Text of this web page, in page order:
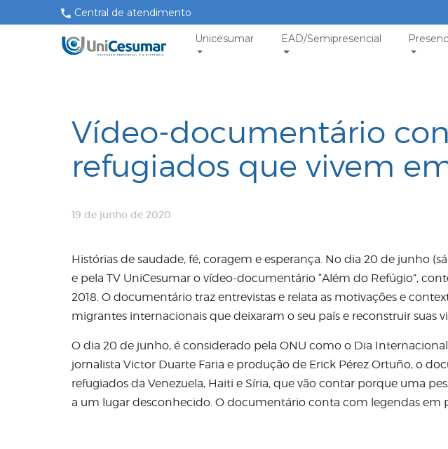
Central de atendimento
Unicesumar EAD/Semipresencial
Vídeo-documentário
refugiados que vivem
19 de junho de 2020
Histórias de saudade, fé, coragem e esperança. No dia 20 de junho
e pela TV UniCesumar o vídeo-documentário “Além do Refúgio”,
2018. O documentário traz entrevistas e relata as motivações e
migrantes internacionais que deixaram o seu país e reconstruir suas
O dia 20 de junho, é considerado pela ONU como o Dia
jornalista Victor Duarte Faria e produção de Erick Pérez Ortuño, o
refugiados da Venezuela, Haiti e Síria, que vão contar porque uma
a um lugar desconhecido. O documentário conta com legendas em